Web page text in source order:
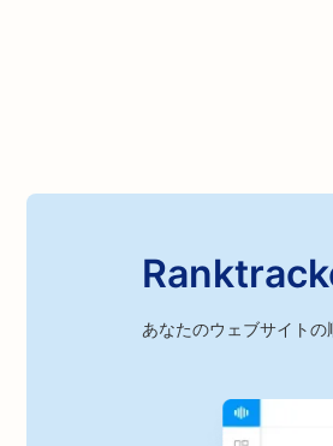
あなたのウェブサイト